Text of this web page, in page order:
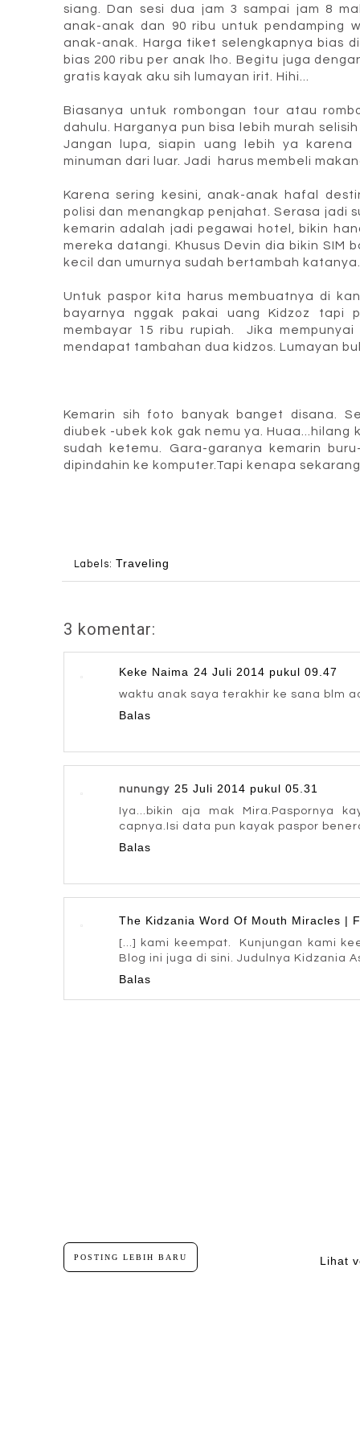
siang. Dan sesi dua jam 3 sampai jam 8
anak-anak dan 90 ribu untuk pendamping
anak-anak. Harga tiket selengkapnya bias
bias 200 ribu per anak lho. Begitu juga
gratis kayak aku sih lumayan irit. Hihi...
Biasanya untuk rombongan tour atau
dahulu. Harganya pun bisa lebih murah
Jangan lupa, siapin uang lebih ya
minuman dari luar. Jadi harus membeli
Karena sering kesini, anak-anak hafal
polisi dan menangkap penjahat. Serasa jadi
kemarin adalah jadi pegawai hotel, bikin
mereka datangi. Khusus Devin dia bikin SIM
kecil dan umurnya sudah bertambah katanya.
Untuk paspor kita harus membuatnya di
bayarnya nggak pakai uang Kidzoz tapi
membayar 15 ribu rupiah. Jika
mendapat tambahan dua kidzos. Lumayan
Kemarin sih foto banyak banget disana.
diubek -ubek kok gak nemu ya.
sudah ketemu. Gara-garanya kemarin
dipindahin ke komputer.Tapi kenapa
Labels: Traveling
3 komentar:
Keke Naima 24 Juli 2014 pukul 09.47
waktu anak saya terakhir ke sana blm
Balas
nunungy 25 Juli 2014 pukul 05.31
Iya...bikin aja mak Mira.Paspornya
capnya.Isi data pun kayak paspor
Balas
The Kidzania Word Of Mouth Miracles |
[…] kami keempat. Kunjungan kami
Blog ini juga di sini. Judulnya Kidzania
Balas
POSTING LEBIH BARU Lihat